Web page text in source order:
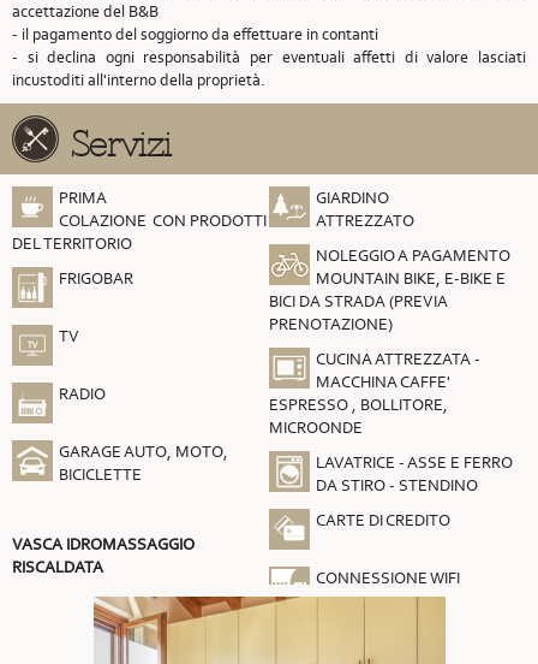
accettazione del B&B
- il pagamento del soggiorno da effettuare in contanti
- si declina ogni responsabilità per eventuali affetti di valore lasciati
incustoditi all'interno della proprietà.
Servizi
PRIMA
COLAZIONE CON PRODOTTI
DEL TERRITORIO
FRIGOBAR
TV
RADIO
GARAGE AUTO, MOTO,
BICICLETTE
VASCA IDROMASSAGGIO
RISCALDATA
GIARDINO
ATTREZZATO
NOLEGGIO A PAGAMENTO
MOUNTAIN BIKE, E-BIKE E
BICI DA STRADA (PREVIA
PRENOTAZIONE)
CUCINA ATTREZZATA -
MACCHINA CAFFE'
ESPRESSO , BOLLITORE,
MICROONDE
LAVATRICE - ASSE E FERRO
DA STIRO - STENDINO
CARTE DI CREDITO
CONNESSIONE WIFI
GRATUITA